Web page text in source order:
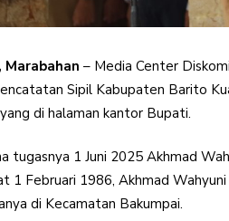
– Media Center
Sipil Kabupaten Barito
di halaman kantor Bupati.
tugasnya 1 Juni 2025 Akhmad
1 Februari 1986, Akhmad
di Kecamatan Bakumpai.